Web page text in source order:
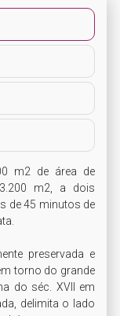
m2 de área de
m2, a dois
de 45 minutos de
preservada e
torno do grande
do séc. XVII em
delimita o lado